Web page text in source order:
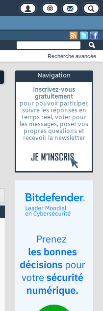
Navigation
Inscrivez-vous
gratuitement
pour pouvoir participer,
suivre les réponses en
temps réel, voter pour
les messages, poser vos
propres questions et
recevoir la newsletter
Recherche avancée